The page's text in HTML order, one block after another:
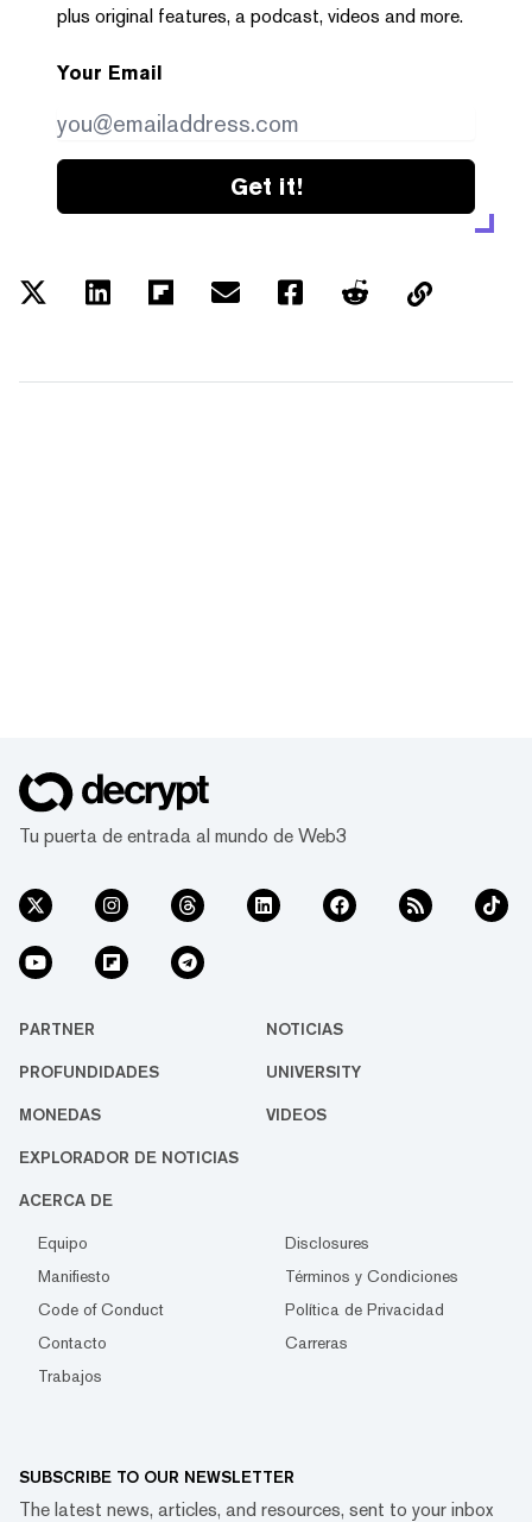
plus original features, a podcast, videos and more.
Your Email
Get it!
Tu puerta de entrada al mundo de Web3
PARTNER NOTICIAS
PROFUNDIDADES UNIVERSITY
MONEDAS VIDEOS
EXPLORADOR DE NOTICIAS
ACERCA DE
Equipo
Disclosures
Manifiesto
Términos y Condiciones
Code of Conduct
Política de Privacidad
Contacto
Carreras
Trabajos
SUBSCRIBE TO OUR NEWSLETTER
The latest news, articles, and resources, sent to your inbox